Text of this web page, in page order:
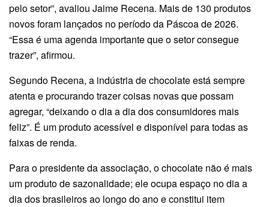
pelo setor”, avaliou Jaime Recena. Mais de 130 produtos
novos foram lançados no período da Páscoa de 2026.
“Essa é uma agenda importante que o setor consegue
trazer”, afirmou.
Segundo Recena, a indústria de chocolate está sempre
atenta e procurando trazer coisas novas que possam
agregar, “deixando o dia a dia dos consumidores mais
feliz”. É um produto acessível e disponível para todas as
faixas de renda.
Para o presidente da associação, o chocolate não é mais
um produto de sazonalidade; ele ocupa espaço no dia a
dia dos brasileiros ao longo do ano e constitui item